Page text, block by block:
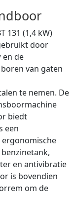
131 (1,4 kW)
door
en de
van gaten
te nemen. De
biedt
een
ergonomische
en antivibratie
is bovendien
om de